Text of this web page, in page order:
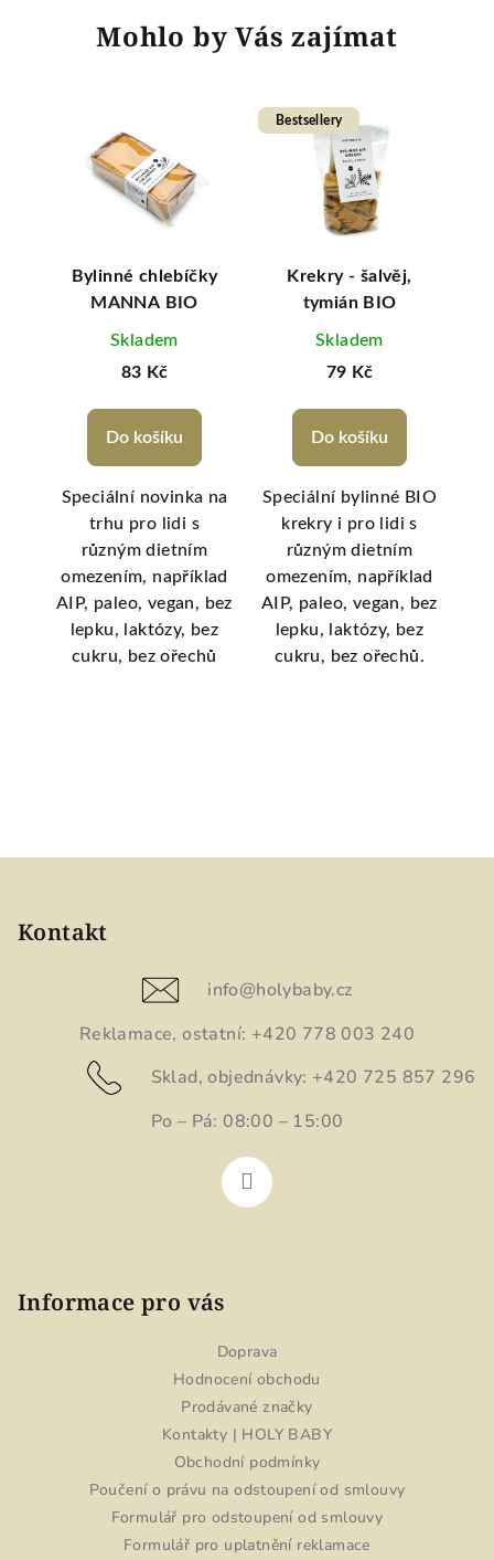
Mohlo by Vás zajímat
Bylinné chlebíčky
MANNA BIO
Skladem
83 Kč
Do košíku
Speciální novinka na
trhu pro lidi s
různým dietním
omezením, například
AIP, paleo, vegan, bez
lepku, laktózy, bez
cukru, bez ořechů
Bestsellery
Krekry - šalvěj,
tymián BIO
Skladem
79 Kč
Do košíku
Speciální bylinné BIO
krekry i pro lidi s
různým dietním
omezením, například
AIP, paleo, vegan, bez
lepku, laktózy, bez
cukru, bez ořechů.
Kontakt
info@holybaby.cz
Reklamace, ostatní: +420 778 003 240
Sklad, objednávky: +420 725 857 296
Po – Pá: 08:00 – 15:00
Informace pro vás
Doprava
Hodnocení obchodu
Prodávané značky
Kontakty | HOLY BABY
Obchodní podmínky
Poučení o právu na odstoupení od smlouvy
Formulář pro odstoupení od smlouvy
Formulář pro uplatnění reklamace